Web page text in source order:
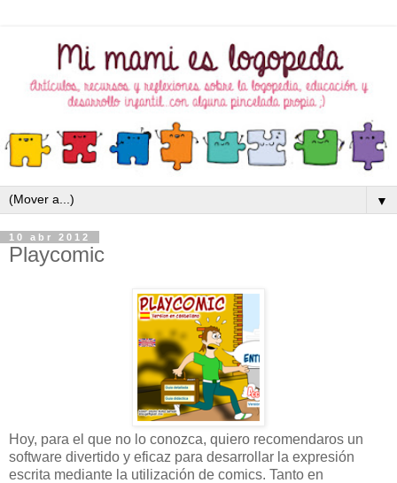
▼
10 abr 2012
Playcomic
Hoy, para el que no lo conozca, quiero recomendaros un
software divertido y eficaz para desarrollar la expresión
escrita mediante la utilización de comics. Tanto en